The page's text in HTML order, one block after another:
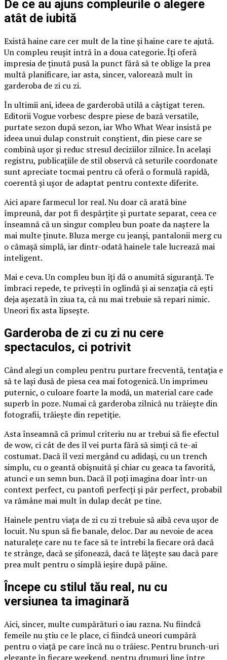
De ce au ajuns compleurile o alegere
atât de iubită
Există haine care cer mult de la tine și haine care te ajută.
Un compleu reușit intră în a doua categorie. Îți oferă
impresia de ținută pusă la punct fără să te oblige la prea
multă planificare, iar asta, sincer, valorează mult în
garderoba de zi cu zi.
În ultimii ani, ideea de garderobă utilă a câștigat teren.
Editorii Vogue vorbesc despre piese de bază versatile,
purtate sezon după sezon, iar Who What Wear insistă pe
ideea unui dulap construit conștient, din piese care se
combină ușor și reduc stresul deciziilor zilnice. În același
registru, publicațiile de stil observă că seturile coordonate
sunt apreciate tocmai pentru că oferă o formulă rapidă,
coerentă și ușor de adaptat pentru contexte diferite.
Aici apare farmecul lor real. Nu doar că arată bine
împreună, dar pot fi despărțite și purtate separat, ceea ce
înseamnă că un singur compleu bun poate da naștere la
mai multe ținute. Bluza merge cu jeanși, pantalonii merg cu
o cămașă simplă, iar dintr-odată hainele tale lucrează mai
inteligent.
Mai e ceva. Un compleu bun îți dă o anumită siguranță. Te
îmbraci repede, te privești în oglindă și ai senzația că ești
deja așezată în ziua ta, că nu mai trebuie să repari nimic.
Uneori fix asta lipsește.
Garderoba de zi cu zi nu cere
spectaculos, ci potrivit
Când alegi un compleu pentru purtare frecventă, tentația e
să te lași dusă de piesa cea mai fotogenică. Un imprimeu
puternic, o culoare foarte la modă, un material care cade
superb în poze. Numai că garderoba zilnică nu trăiește din
fotografii, trăiește din repetiție.
Asta înseamnă că primul criteriu nu ar trebui să fie efectul
de wow, ci cât de des îl vei purta fără să simți că te-ai
costumat. Dacă îl vezi mergând cu adidași, cu un trench
simplu, cu o geantă obișnuită și chiar cu geaca ta favorită,
atunci e un semn bun. Dacă îl poți imagina doar într-un
context perfect, cu pantofi perfecți și păr perfect, probabil
va rămâne mai mult în dulap decât pe tine.
Hainele pentru viața de zi cu zi trebuie să aibă ceva ușor de
locuit. Nu spun să fie banale, deloc. Dar au nevoie de acea
naturalețe care nu te face să te întrebi la fiecare oră dacă
te strânge, dacă se șifonează, dacă te lățește sau dacă pare
prea mult pentru o simplă ieșire după pâine.
Începe cu stilul tău real, nu cu
versiunea ta imaginară
Aici, sincer, multe cumpărături o iau razna. Nu fiindcă
femeile nu știu ce le place, ci fiindcă uneori cumpără
pentru o viață pe care încă nu o trăiesc. Pentru brunch-uri
elegante în fiecare weekend, pentru drumuri line între